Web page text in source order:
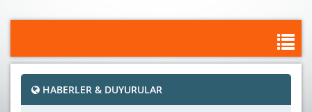
HABERLER & DUYURULAR